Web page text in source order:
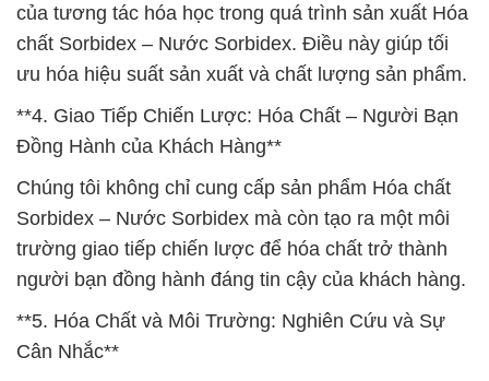
của tương tác hóa học trong quá trình sản xuất Hóa
chất Sorbidex – Nước Sorbidex. Điều này giúp tối
ưu hóa hiệu suất sản xuất và chất lượng sản phẩm.
**4. Giao Tiếp Chiến Lược: Hóa Chất – Người Bạn
Đồng Hành của Khách Hàng**
Chúng tôi không chỉ cung cấp sản phẩm Hóa chất
Sorbidex – Nước Sorbidex mà còn tạo ra một môi
trường giao tiếp chiến lược để hóa chất trở thành
người bạn đồng hành đáng tin cậy của khách hàng.
**5. Hóa Chất và Môi Trường: Nghiên Cứu và Sự
Cân Nhắc**